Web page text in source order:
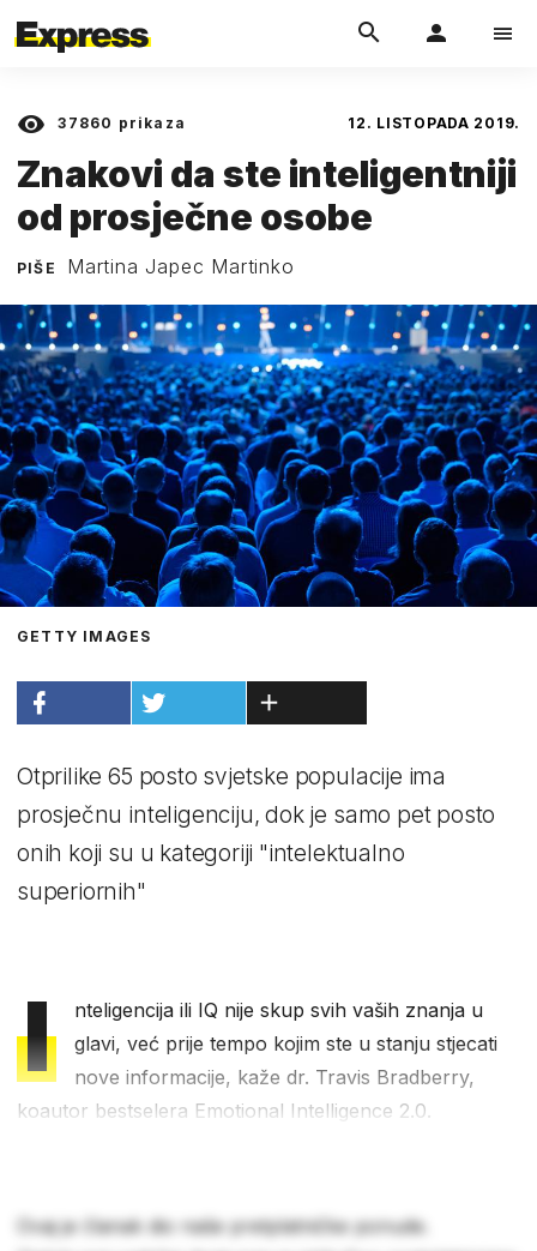
37860 prikaza 12. LISTOPADA 2019.
Znakovi da ste inteligentniji
od prosječne osobe
PIŠE Martina Japec Martinko
GETTY IMAGES
Otprilike 65 posto svjetske populacije ima
prosječnu inteligenciju, dok je samo pet posto
onih koji su u kategoriji "intelektualno
superiornih"
I
nteligencija ili IQ nije skup svih vaših znanja u
glavi, već prije tempo kojim ste u stanju stjecati
nove informacije, kaže dr. Travis Bradberry,
koautor bestselera Emotional Intelligence 2.0.
Ovaj je članak dio naše pretplatničke ponude.